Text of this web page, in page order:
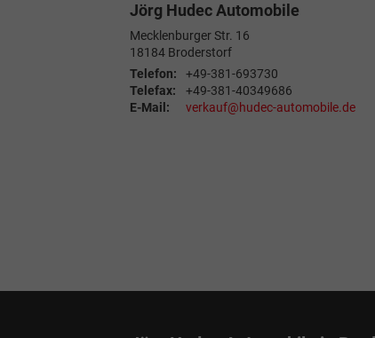
Jörg Hudec Automobile
Mecklenburger Str. 16
18184 Broderstorf
Telefon:
+49-381-693730
Telefax:
+49-381-40349686
E-Mail:
verkauf@hudec-automobile.de